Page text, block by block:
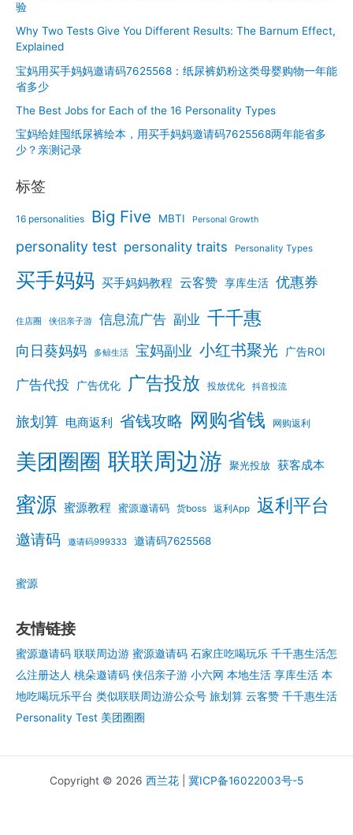
验
Why Two Tests Give You Different Results: The Barnum Effect,
Explained
宝妈用买手妈妈邀请码7625568：纸尿裤奶粉这类母婴购物一年能
省多少
The Best Jobs for Each of the 16 Personality Types
宝妈给娃囤纸尿裤绘本，用买手妈妈邀请码7625568两年能省多
少？亲测记录
标签
16 personalities Big Five MBTI Personal Growth
personality test personality traits Personality Types
买手妈妈 买手妈妈教程 云客赞 享库生活 优惠券
住店圈 侠侣亲子游 信息流广告 副业 千千惠
向日葵妈妈 多鲸生活 宝妈副业 小红书聚光 广告ROI
广告代投 广告优化 广告投放 投放优化 抖音投流
旅划算 电商返利 省钱攻略 网购省钱 网购返利
美团圈圈 联联周边游 聚光投放 获客成本
蜜源 蜜源教程 蜜源邀请码 货boss 返利App 返利平台
邀请码 邀请码999333 邀请码7625568
蜜源
友情链接
蜜源邀请码 联联周边游 蜜源邀请码 石家庄吃喝玩乐 千千惠生活怎
么注册达人 桃朵邀请码 侠侣亲子游 小六网 本地生活 享库生活 本
地吃喝玩乐平台 类似联联周边游公众号 旅划算 云客赞 千千惠生活
Personality Test 美团圈圈
Copyright © 2026 西兰花 冀ICP备16022003号-5